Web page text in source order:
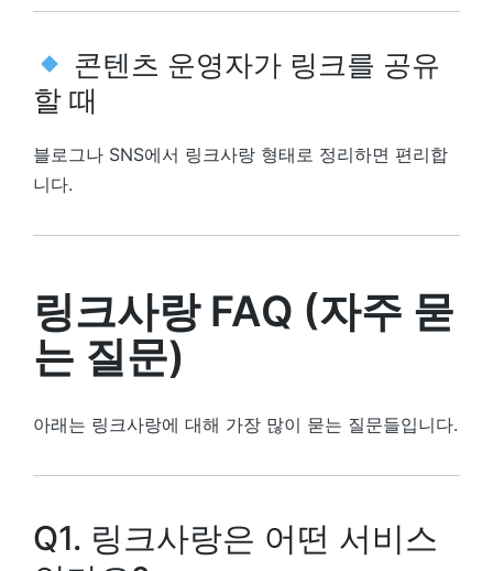
콘텐츠 운영자가 링크를 공유
할 때
블로그나 SNS에서 링크사랑 형태로 정리하면 편리합
니다.
링크사랑 FAQ (자주 묻
는 질문)
아래는 링크사랑에 대해 가장 많이 묻는 질문들입니다.
Q1. 링크사랑은 어떤 서비스